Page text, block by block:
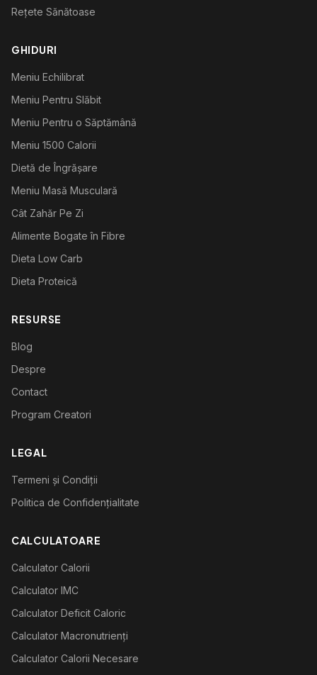
Rețete Sănătoase
GHIDURI
Meniu Echilibrat
Meniu Pentru Slăbit
Meniu Pentru o Săptămână
Meniu 1500 Calorii
Dietă de Îngrășare
Meniu Masă Musculară
Cât Zahăr Pe Zi
Alimente Bogate în Fibre
Dieta Low Carb
Dieta Proteică
RESURSE
Blog
Despre
Contact
Program Creatori
LEGAL
Termeni și Condiții
Politica de Confidențialitate
CALCULATOARE
Calculator Calorii
Calculator IMC
Calculator Deficit Caloric
Calculator Macronutrienți
Calculator Calorii Necesare